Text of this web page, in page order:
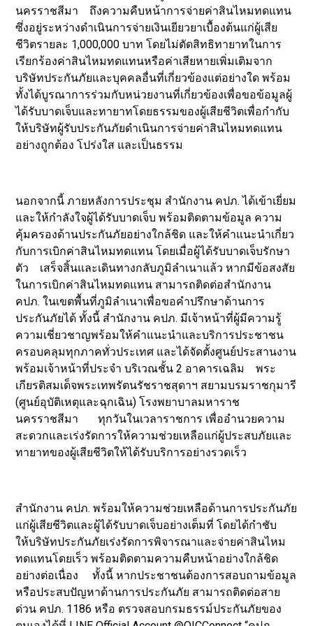
นครราชสีมา ถึงความคืบหน้าการจ่ายค่าสินไหมทดแทน
ซึ่งอยู่ระหว่างดำเนินการจ่ายเงินเยียวยาเบื้องต้นแก่ผู้เสีย
ชีวิตรายละ 1,000,000 บาท โดยไม่ตัดสิทธิทายาทในการ
เรียกร้องค่าสินไหมทดแทนหรือค่าเสียหายเพิ่มเติมจาก
บริษัทประกันภัยและบุคคลอื่นที่เกี่ยวข้องแต่อย่างใด พร้อม
ทั้งได้บูรณาการร่วมกับหน่วยงานที่เกี่ยวข้องเพื่อขอข้อมูลผู้
ได้รับบาดเจ็บและทายาทโดยธรรมของผู้เสียชีวิตเพื่อกำกับ
ให้บริษัทผู้รับประกันภัยดำเนินการจ่ายค่าสินไหมทดแทน
อย่างถูกต้อง โปร่งใส และเป็นธรรม
นอกจากนี้ ภายหลังการประชุม สำนักงาน คปภ. ได้เข้าเยี่ยม
และให้กำลังใจผู้ได้รับบาดเจ็บ พร้อมติดตามข้อมูล ความ
คุ้มครองด้านประกันภัยอย่างใกล้ชิด และให้คำแนะนำเกี่ยว
กับการเบิกค่าสินไหมทดแทน โดยเมื่อผู้ได้รับบาดเจ็บรักษา
ตัว เสร็จสิ้นและเดินทางกลับภูมิลำเนาแล้ว หากมีข้อสงสัย
ในการเบิกค่าสินไหมทดแทน สามารถติดต่อสำนักงาน
คปภ. ในเขตพื้นที่ภูมิลำเนาเพื่อขอคำปรึกษาด้านการ
ประกันภัยได้ ทั้งนี้ สำนักงาน คปภ. มีเจ้าหน้าที่ผู้มีความรู้
ความเชี่ยวชาญพร้อมให้คำแนะนำและบริการประชาชน
ครอบคลุมทุกภาคทั่วประเทศ และได้จัดตั้งศูนย์ประสานงาน
พร้อมเจ้าหน้าที่ประจำ บริเวณชั้น 2 อาคารเฉลิม พระ
เกียรติสมเด็จพระเทพรัตนรัชราชสุดาฯ สยามบรมราชกุมารี
(ศูนย์อุบัติเหตุและฉุกเฉิน) โรงพยาบาลมหาราช
นครราชสีมา ทุกวันในเวลาราชการ เพื่ออำนวยความ
สะดวกและเร่งรัดการให้ความช่วยเหลือแก่ผู้ประสบภัยและ
ทายาทของผู้เสียชีวิตให้ได้รับบริการอย่างรวดเร็ว
สำนักงาน คปภ. พร้อมให้ความช่วยเหลือด้านการประกันภัย
แก่ผู้เสียชีวิตและผู้ได้รับบาดเจ็บอย่างเต็มที่ โดยได้กำชับ
ให้บริษัทประกันภัยเร่งรัดการพิจารณาและจ่ายค่าสินไหม
ทดแทนโดยเร็ว พร้อมติดตามความคืบหน้าอย่างใกล้ชิด
อย่างต่อเนื่อง ทั้งนี้ หากประชาชนต้องการสอบถามข้อมูล
หรือประสบปัญหาด้านการประกันภัย สามารถติดต่อสาย
ด่วน คปภ. 1186 หรือ ตรวจสอบกรมธรรม์ประกันภัยของ